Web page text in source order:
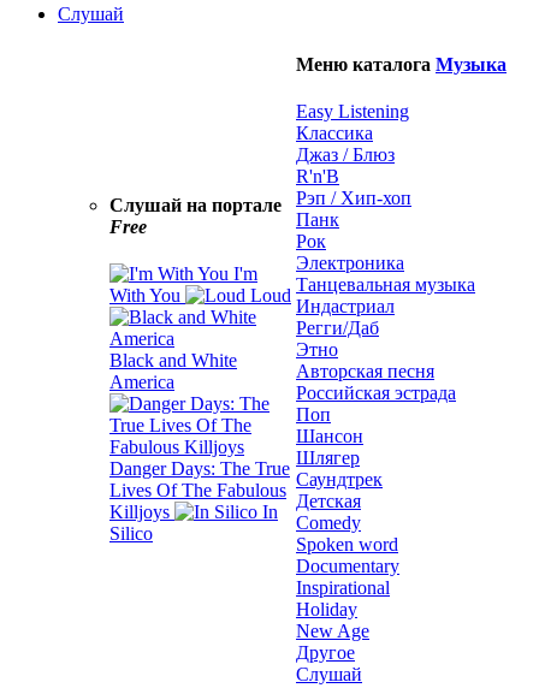
Слушай
Слушай на портале
Free
I'm
With You
Loud
Black and White
America
Danger Days: The True
Lives Of The Fabulous
Killjoys
In
Silico
Меню каталога Музыка
Easy Listening
Классика
Джаз / Блюз
R'n'B
Рэп / Хип-хоп
Панк
Рок
Электроника
Танцевальная музыка
Индастриал
Регги/Даб
Этно
Авторская песня
Российская эстрада
Поп
Шансон
Шлягер
Саундтрек
Детская
Comedy
Spoken word
Documentary
Inspirational
Holiday
New Age
Другое
Слушай